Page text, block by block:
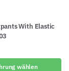
With Elastic
wählen